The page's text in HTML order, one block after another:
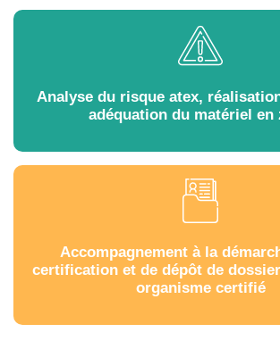
Analyse du risque atex,
adéquation du matériel en
Accompagnement à la
certification et de dépôt de
organisme certifié